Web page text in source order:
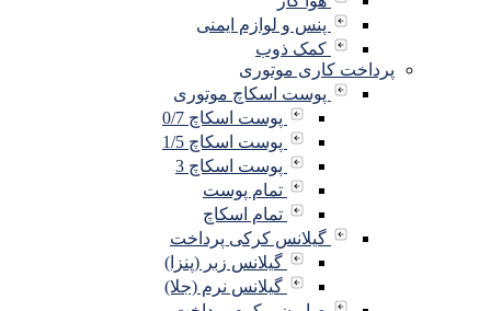
پنس و لوازم ایمنی
کمک ذوب
پرداخت کاری موتوری
پوست اسکاچ موتوری
پوست اسکاچ 0/7
پوست اسکاچ 1/5
پوست اسکاچ 3
تمام پوست
تمام اسکاچ
گیلانس کرکی پرداخت
گیلانس زبر (پنزا)
گیلانس نرم (جلا)